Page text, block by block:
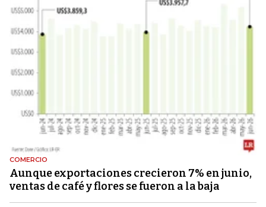
COMERCIO
Aunque exportaciones crecieron 7% en junio,
ventas de café y flores se fueron a la baja